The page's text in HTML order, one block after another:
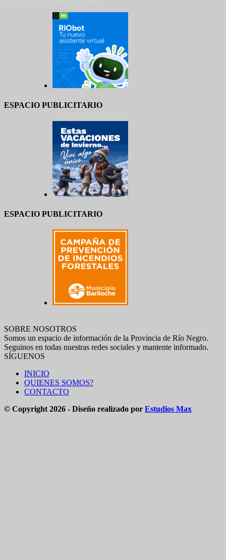
ESPACIO PUBLICITARIO
ESPACIO PUBLICITARIO
SOBRE NOSOTROS
Somos un espacio de información de la Provincia de Río Negro.
Seguinos en todas nuestras redes sociales y mantente informado.
SÍGUENOS
INICIO
QUIENES SOMOS?
CONTACTO
© Copyright 2026 - Diseño realizado por Estudios Max